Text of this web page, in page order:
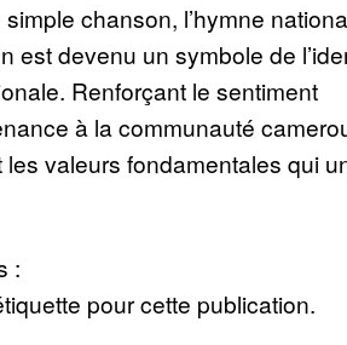
chanson, l’hymne
est devenu un symbole de
Renforçant le sentiment
à la communauté
les valeurs fondamentales qui
:
pour cette publication.